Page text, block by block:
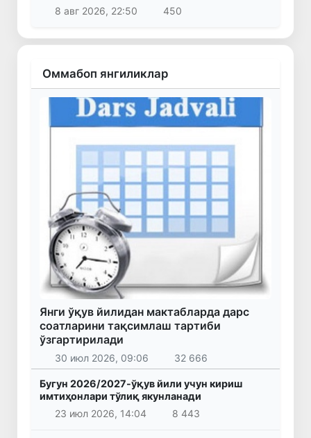
8 авг 2026, 22:50
450
Оммабоп янгиликлар
Янги ўқув йилидан мактабларда дарс
соатларини тақсимлаш тартиби
ўзгартирилади
30 июл 2026, 09:06 32 666
Бугун 2026/2027-ўқув йили учун кириш
имтиҳонлари тўлиқ якунланади
23 июл 2026, 14:04
8 443